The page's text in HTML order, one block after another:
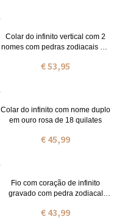
Colar do infinito vertical com 2
nomes com pedras zodiacais em
€ 53,95
Colar do infinito com nome duplo
em ouro rosa de 18 quilates
€ 45,99
Fio com coração de infinito
gravado com pedra zodiacal
€ 43,99